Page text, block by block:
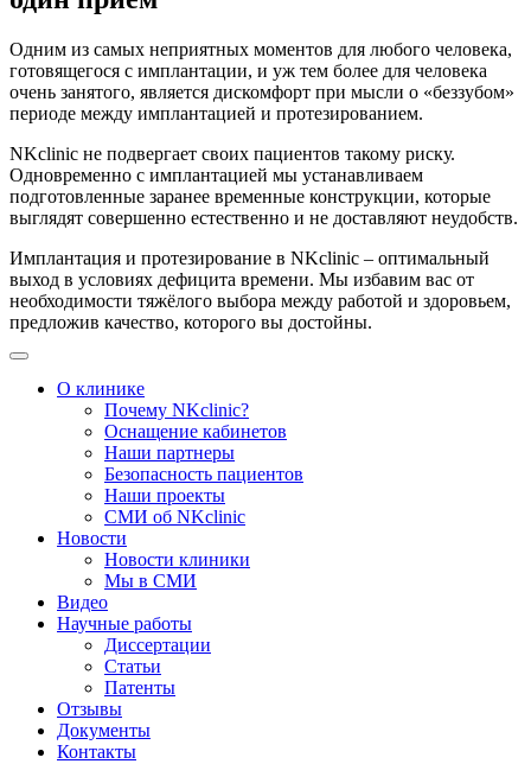
Одним из самых неприятных моментов для любого человека,
готовящегося с имплантации, и уж тем более для человека
очень занятого, является дискомфорт при мысли о «беззубом»
периоде между имплантацией и протезированием.
NKclinic не подвергает своих пациентов такому риску.
Одновременно с имплантацией мы устанавливаем
подготовленные заранее временные конструкции, которые
выглядят совершенно естественно и не доставляют неудобств.
Имплантация и протезирование в NKclinic – оптимальный
выход в условиях дефицита времени. Мы избавим вас от
необходимости тяжёлого выбора между работой и здоровьем,
предложив качество, которого вы достойны.
О клинике
Почему NKclinic?
Оснащение кабинетов
Наши партнеры
Безопасность пациентов
Наши проекты
СМИ об NKclinic
Новости
Новости клиники
Мы в СМИ
Видео
Научные работы
Диссертации
Статьи
Патенты
Отзывы
Документы
Контакты